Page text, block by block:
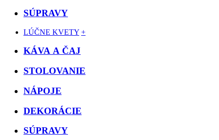
SÚPRAVY
LÚČNE KVETY +
KÁVA A ČAJ
STOLOVANIE
NÁPOJE
DEKORÁCIE
SÚPRAVY